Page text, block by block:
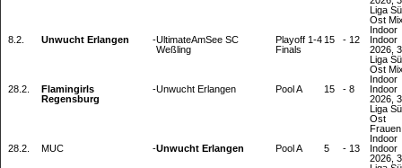
Liga
Ost
Indoor
8.2.
Unwucht Erlangen -UltimateAmSee SC
Weßling
Playoff 1-4
Finals
15 - 12
Indoor
2026,
Liga
Ost
Indoor
28.2.
Flamingirls
Regensburg
-Unwucht Erlangen Pool A 15 - 8
Indoor
2026,
Liga
Ost
Indoor
28.2.
MUC -Unwucht Erlangen Pool A 5 - 13
Indoor
2026,